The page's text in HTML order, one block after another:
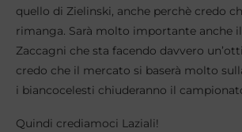
quello di Zielinski, anche perchè credo
rimanga. Sarà molto importante anche
Zaccagni che sta facendo davvero
credo che il mercato si baserà molto
i biancocelesti chiuderanno il
Quindi crediamoci Laziali!